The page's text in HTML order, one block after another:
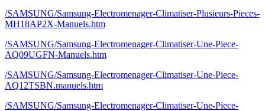
/SAMSUNG/Samsung-Electromenager-Climatiser-Plusieurs-Pieces-
MH18AP2X-Manuels.htm
/SAMSUNG/Samsung-Electromenager-Climatiser-Une-Piece-
AQ09UGFN-Manuels.htm
/SAMSUNG/Samsung-Electromenager-Climatiser-Une-Piece-
AQ12TSBN.manuels.htm
/SAMSUNG/Samsung-Electromenager-Climatiser-Une-Piece-